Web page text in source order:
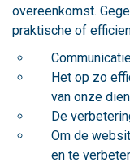
overeenkomst.
praktische of
Het op zo
van onze
De
Om de
en te